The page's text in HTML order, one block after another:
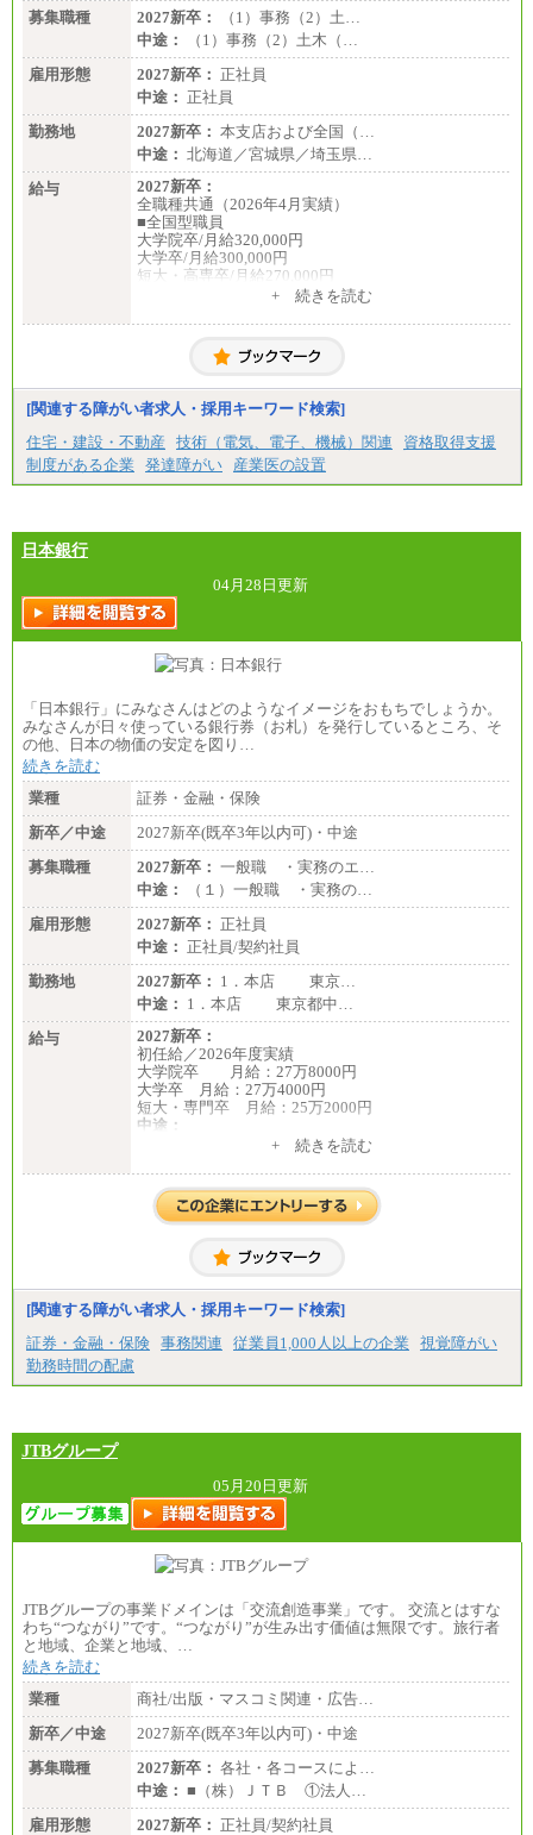
募集職種
2027新卒：
（1）事務（2）土…
中途：
（1）事務（2）土木（…
雇用形態
2027新卒： 正社員
中途： 正社員
勤務地
2027新卒： 本支店および全国（…
中途： 北海道／宮城県／埼玉県…
給与
2027新卒：
全職種共通（2026年4月実績）
■全国型職員
大学院卒/月給320,000円
大学卒/月給300,000円
短大・高専卒/月給270,000円
大学院卒/月給256,000円～288,000円
大学卒/月給240,000円～270,000円
短大・高専卒/月給216,000円～243,000円
■特定職員※
大学院卒/月給234,000円～263,000円
大学卒/月給219,000円～246,000円
短大・高専卒/月給197,000円～222,000円
※拠点型職員、特定職員の給与は、生活の拠点が定
全職種共通
月給制
226,600円～390,100円（勤務地域等により異なりま
す）
・ご経験やスキルを考慮し、選考の中で決定いたし
ます。
+ 続きを読む
[関連する障がい者求人・採用キーワード検索]
住宅・建設・不動産
技術（電気、電子、機械）関連
資格取得支援
制度がある企業
発達障がい 産業医の設置
日本銀行
04月28日更新
「日本銀行」にみなさんはどのようなイメージをおもちでしょうか。
みなさんが日々使っている銀行券（お札）を発行しているところ、そ
の他、日本の物価の安定を図り…
続きを読む
業種
証券・金融・保険
新卒／中途
2027新卒(既卒3年以内可)・中途
募集職種
2027新卒： 一般職 ・実務のエ…
中途：
（１）一般職 ・実務の…
雇用形態
2027新卒： 正社員
中途： 正社員/契約社員
勤務地
2027新卒： 1．本店 東京…
中途： 1．本店 東京都中…
給与
2027新卒：
初任給／2026年度実績
大学院卒 月給：27万8000円
大学卒 月給：27万4000円
短大・専門卒 月給：25万2000円
中途：
※職務経験等を考慮し決定いたします。
※試用期間中も給与に変更はございません
+ 続きを読む
[関連する障がい者求人・採用キーワード検索]
証券・金融・保険 事務関連 従業員1,000人以上の企業
視覚障がい
勤務時間の配慮
JTBグループ
05月20日更新
JTBグループの事業ドメインは「交流創造事業」です。 交流とはすな
わち“つながり”です。“つながり”が生み出す価値は無限です。旅行者
と地域、企業と地域、…
続きを読む
業種
商社/出版・マスコミ関連・広告…
新卒／中途
2027新卒(既卒3年以内可)・中途
募集職種
2027新卒： 各社・各コースによ…
中途： ■（株）ＪＴＢ ①法人…
雇用形態
2027新卒： 正社員/契約社員